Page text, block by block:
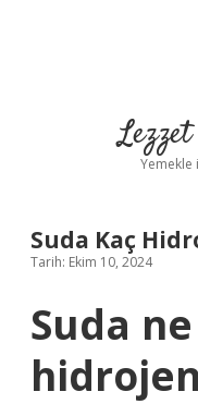
Yemekle
Suda Kaç
Tarih: Ekim 10, 2024
Suda